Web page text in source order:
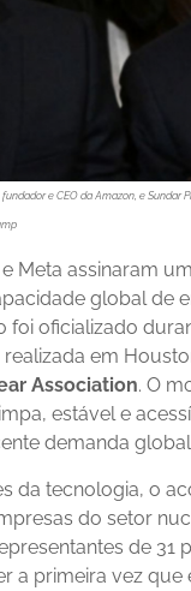
e CEO da Amazon, e Sundar
Meta assinaram
global de
foi oficializado
realizada em
Association. O
estável e
demanda
da tecnologia, o
do setor
de 31
a primeira vez que